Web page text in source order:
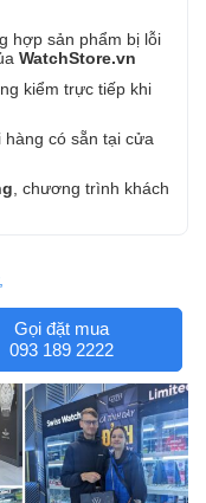
hợp sản phẩm bị lỗi
WatchStore.vn
kiểm trực tiếp khi
có sẵn tại cửa
, chương trình khách
Gọi đặt mua
093 189 2222